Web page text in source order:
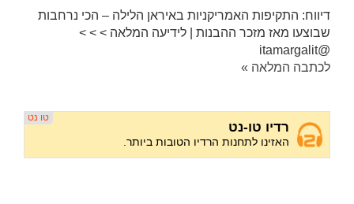
דיווח: התקיפות האמריקניות באיראן הלילה – הכי נרחבות
שבוצעו מאז מזכר ההבנות | לידיעה המלאה > > >
@itamargalit
לכתבה המלאה »